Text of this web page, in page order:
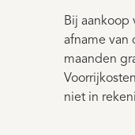
Bij aankoop
afname van
maanden
niet in